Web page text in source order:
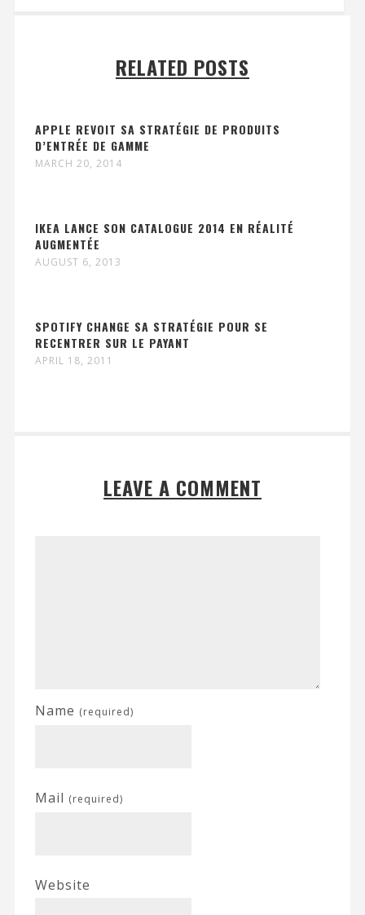
RELATED POSTS
APPLE REVOIT SA STRATÉGIE DE PRODUITS
D’ENTRÉE DE GAMME
MARCH 20, 2014
IKEA LANCE SON CATALOGUE 2014 EN RÉALITÉ
AUGMENTÉE
AUGUST 6, 2013
SPOTIFY CHANGE SA STRATÉGIE POUR SE
RECENTRER SUR LE PAYANT
APRIL 18, 2011
LEAVE A COMMENT
Name (required)
Mail (required)
Website